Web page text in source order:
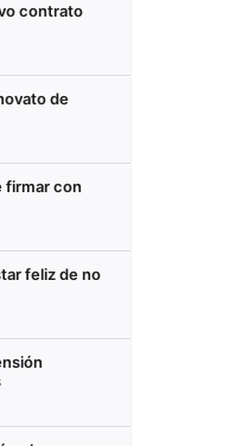
contrato
de
firmar con
feliz de no